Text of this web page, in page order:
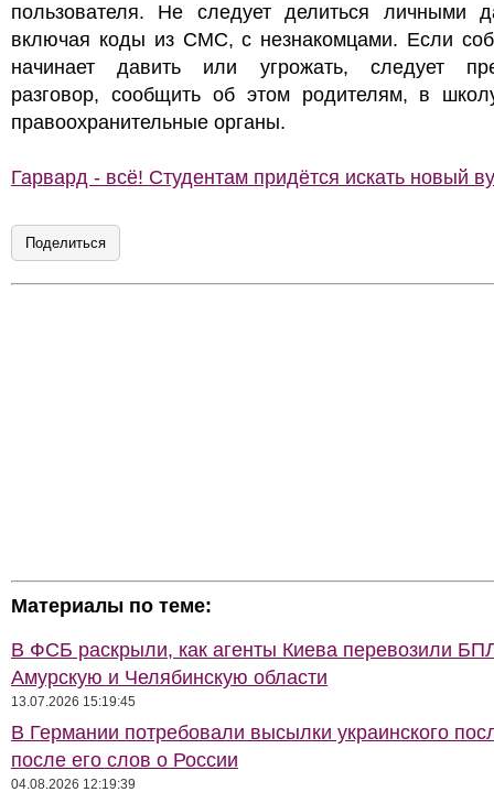
пользователя. Не следует делиться личными
включая коды из СМС, с незнакомцами. Если
начинает давить или угрожать, следует
разговор, сообщить об этом родителям, в
правоохранительные органы.
Гарвард - всё! Студентам придётся искать новый
Поделиться
Материалы по теме:
В ФСБ раскрыли, как агенты Киева перевозили
Амурскую и Челябинскую области
13.07.2026 15:19:45
В Германии потребовали высылки украинского
после его слов о России
04.08.2026 12:19:39